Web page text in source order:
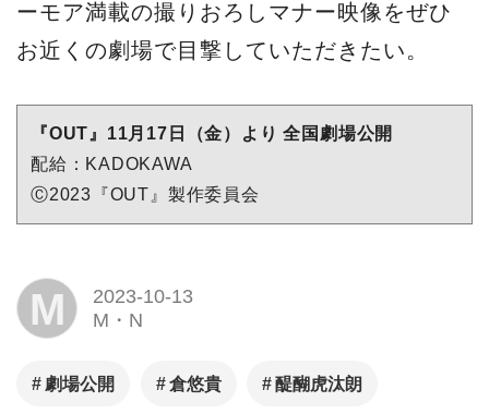
ーモア満載の撮りおろしマナー映像をぜひ
お近くの劇場で目撃していただきたい。
『OUT』11月17日（金）より 全国劇場公開
配給：KADOKAWA
Ⓒ2023『OUT』製作委員会
M
2023-10-13
M・N
劇場公開 倉悠貴 醍醐虎汰朗